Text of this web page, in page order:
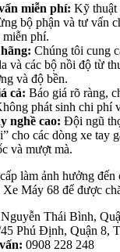
miễn phí: Kỹ thuật
bộ phận và tư vấn
miễn phí.
Chúng tôi cung
và các bộ nồi độ từ
và độ bền.
cả: Báo giá rõ ràng,
phát sinh chi phí
nghề cao: Đội ngũ
cho các dòng xe tay
và mượt mà.
làm ảnh hưởng đến
Máy 68 để được
Thái Bình,
Phú Định, Quận 8,
0908 228 248